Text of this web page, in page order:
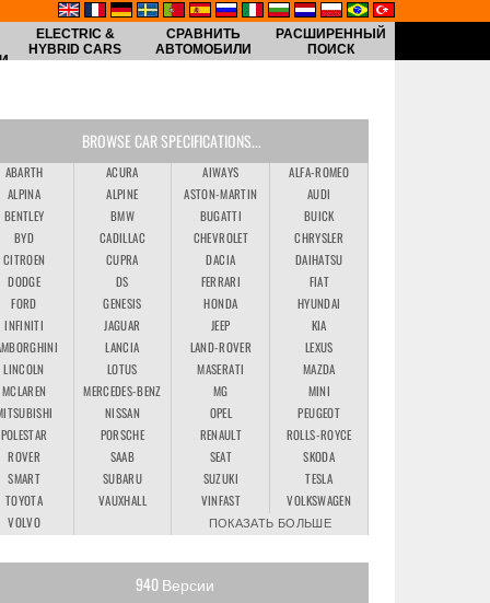
ELECTRIC &
HYBRID CARS
СРАВНИТЬ
АВТОМОБИЛИ
РАСШИРЕННЫЙ
ПОИСК
BROWSE CAR SPECIFICATIONS...
ABARTH ACURA AIWAYS
ALFA-ROMEO
ALPINA
ALPINE ASTON-MARTIN
AUDI
BENTLEY
BMW BUGATTI
BUICK
BYD
CADILLAC CHEVROLET
CHRYSLER
CITROEN
CUPRA DACIA
DAIHATSU
DODGE
DS FERRARI
FIAT
FORD
GENESIS HONDA
HYUNDAI
INFINITI
JAGUAR JEEP
KIA
LANCIA LAND-ROVER
LEXUS
LINCOLN
LOTUS MASERATI
MAZDA
MCLAREN
MERCEDES-BENZ MG
MINI
NISSAN OPEL
PEUGEOT
POLESTAR
PORSCHE RENAULT
ROLLS-ROYCE
ROVER
SAAB SEAT
SKODA
SMART
SUBARU SUZUKI
TESLA
TOYOTA
VAUXHALL VINFAST
VOLKSWAGEN
VOLVO
ПОКАЗАТЬ БОЛЬШЕ
940 Версии